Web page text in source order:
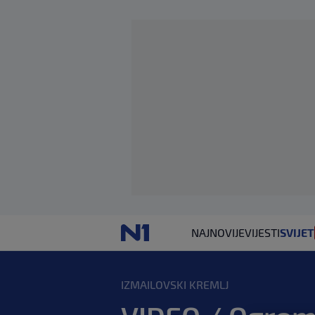
NAJNOVIJEVIJESTISVIJET
IZMAILOVSKI KREMLJ